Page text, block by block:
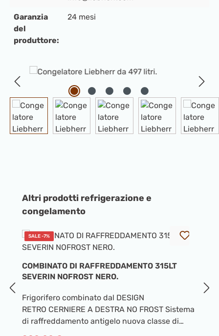
Salta la galleria di immagini
Garanzia
del
produttore:
24 mesi
Salta la galleria dei prodotti
Altri prodotti refrigerazione e
congelamento
SALE -7%
COMBINATO DI RAFFREDDAMENTO 315LT
SEVERIN NOFROST NERO.
Frigorifero combinato dal DESIGN
RETRO CERNIERE A DESTRA NO FROST Sistema
di raffreddamento antigelo nuova classe di